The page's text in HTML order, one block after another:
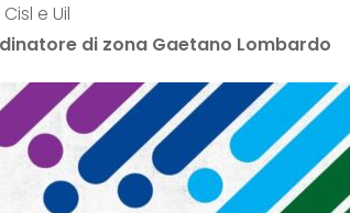
e Uil
di zona Gaetano Lombardo